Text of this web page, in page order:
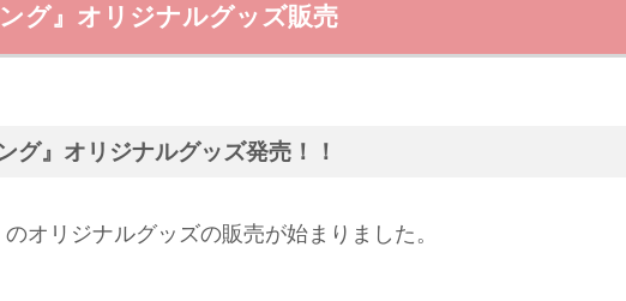
グ』オリジナルグッズ販売
グ』オリジナルグッズ発売！！
のオリジナルグッズの販売が始まりました。